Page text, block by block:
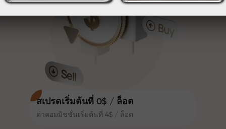
สเปรดเริ่มต้นที่ 0$ / ล็อต
ค่าคอมมิชชั่นเริ่มต้นที่ 4$ / ล็อต
พิเศษอื่น ๆ
ความเร็วในสนามแข่งและความเร็ว
ในการเทรดมีคุณค่าเดียวกัน Aleš
Loprais นำความมุ่งมั่นและวินัยเข้าสู่
โลกของการเทรด ในฐานะพันธมิตรที่
สร้างแรงบันดาลใจให้ลูกค้าบรรลุเป้า
หมายที่ทะเยอทะยาน
กำไรของคุณ
โบนัสสูงสุด X1000 — ตัวคูณที่ใหญ่ที่สุด